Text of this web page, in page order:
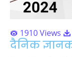
1910 Views
दैनिक